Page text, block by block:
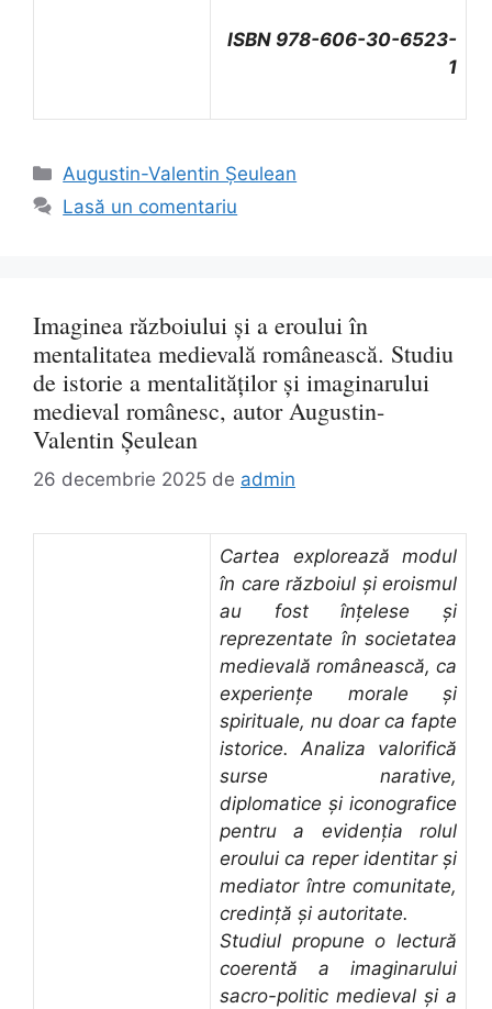
ISBN 978-606-30-6523-
1
Categorii
Augustin-Valentin Șeulean
Lasă un comentariu
Imaginea războiului și a eroului în
mentalitatea medievală românească. Studiu
de istorie a mentalităților și imaginarului
medieval românesc, autor Augustin-
Valentin Șeulean
26 decembrie 2025 de admin
Cartea explorează modul
în care războiul și eroismul
au fost înțelese și
reprezentate în societatea
medievală românească, ca
experiențe morale și
spirituale, nu doar ca fapte
istorice. Analiza valorifică
surse narative,
diplomatice și iconografice
pentru a evidenția rolul
eroului ca reper identitar și
mediator între comunitate,
credință și autoritate.
Studiul propune o lectură
coerentă a imaginarului
sacro-politic medieval și a